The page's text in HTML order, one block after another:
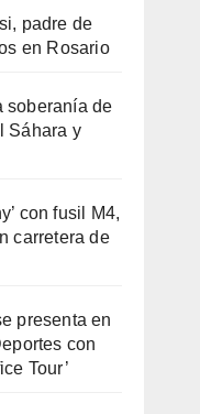
padre de
en Rosario
soberanía de
Sáhara y
con fusil M4,
carretera de
presenta en
con
Tour’